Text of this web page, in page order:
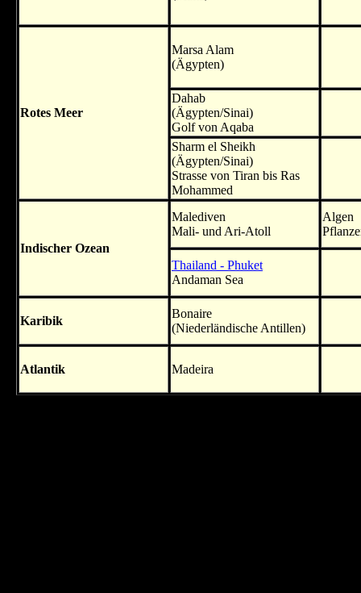
Rotes Meer
Marsa Alam
(Ägypten)
Dahab
(Ägypten/Sinai)
Golf von Aqaba
Sharm el Sheikh
(Ägypten/Sinai)
Strasse von Tiran bis Ras
Mohammed
Indischer Ozean
Malediven
Mali- und Ari-Atoll
Algen
Thailand - Phuket
Andaman Sea
Karibik
Bonaire
(Niederländische Antillen)
Atlantik Madeira